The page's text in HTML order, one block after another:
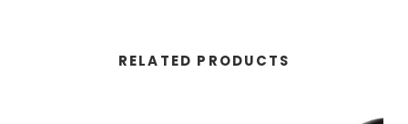
RELATED PRODUCTS